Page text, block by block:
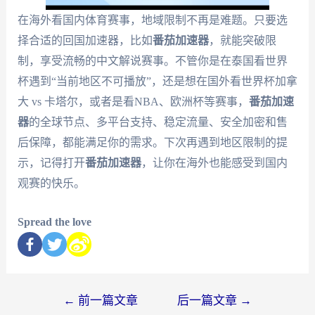
在海外看国内体育赛事，地域限制不再是难题。只要选
择合适的回国加速器，比如番茄加速器，就能突破限
制，享受流畅的中文解说赛事。不管你是在泰国看世界
杯遇到“当前地区不可播放”，还是想在国外看世界杯加拿
大 vs 卡塔尔，或者是看NBA、欧洲杯等赛事， 番茄加速
器的全球节点、多平台支持、稳定流量、安全加密和售
后保障，都能满足你的需求。下次再遇到地区限制的提
示，记得打开番茄加速器，让你在海外也能感受到国内
观赛的快乐。
Spread the love
← 前一篇文章 后一篇文章 →